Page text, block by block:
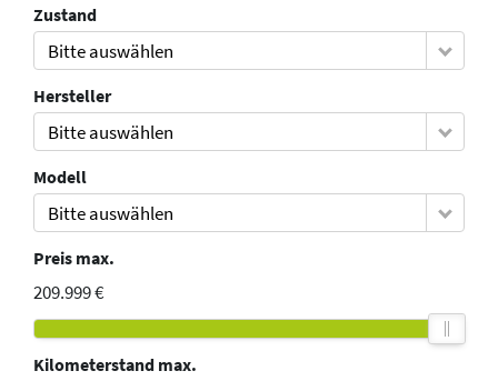
Zustand
Bitte auswählen
Hersteller
Bitte auswählen
Modell
Bitte auswählen
Preis max.
209.999 €
Kilometerstand max.